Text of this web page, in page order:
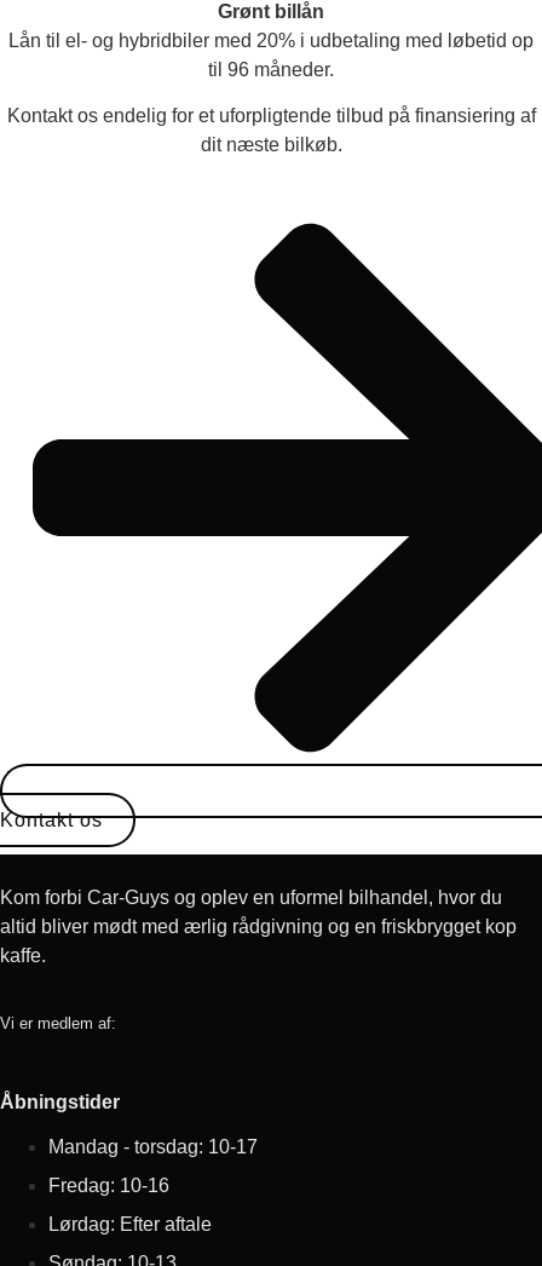
Grønt billån
Lån til el- og hybridbiler med 20% i udbetaling med løbetid op
til 96 måneder.
Kontakt os endelig for et uforpligtende tilbud på finansiering af
dit næste bilkøb.
Kontakt os
Kom forbi Car-Guys og oplev en uformel bilhandel, hvor du
altid bliver mødt med ærlig rådgivning og en friskbrygget kop
kaffe.
Vi er medlem af:
Åbningstider
Mandag - torsdag: 10-17
Fredag: 10-16
Lørdag: Efter aftale